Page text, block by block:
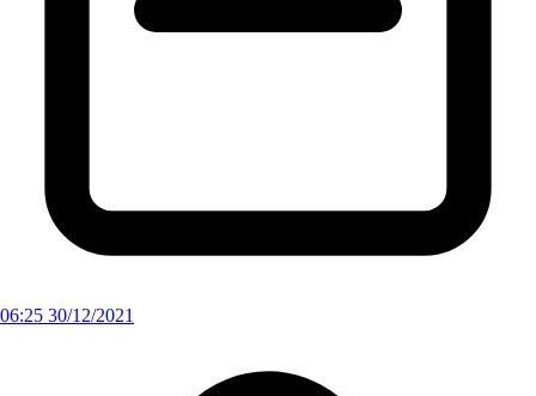
06:25 30/12/2021